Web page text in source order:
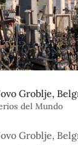
Groblje,
del Mundo
Groblje,